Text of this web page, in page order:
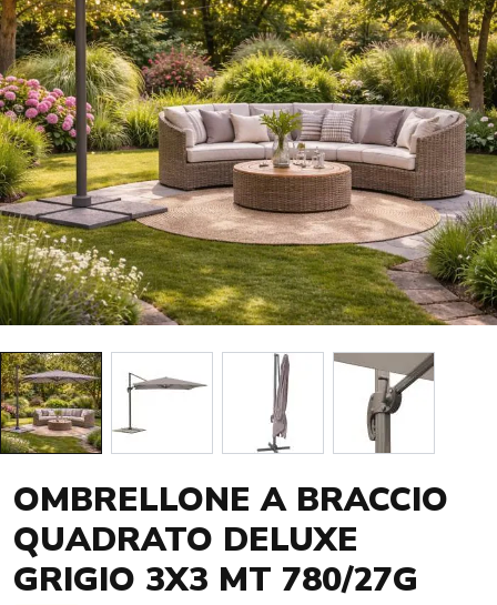
OMBRELLONE A BRACCIO
QUADRATO DELUXE
GRIGIO 3X3 MT 780/27G